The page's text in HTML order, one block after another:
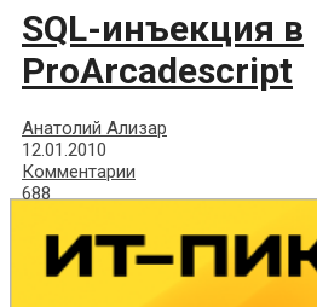
SQL-инъекция в
ProArcadesсriрt
Анатолий Ализар
12.01.2010
Комментарии
688